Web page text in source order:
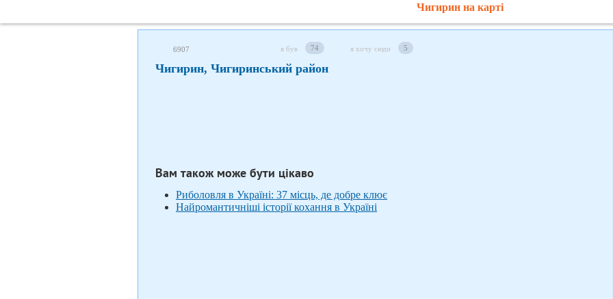
Чигирин на карті
6907 я був 74 я хочу сюди 5
Чигирин, Чигиринський район
Вам також може бути цікаво
Риболовля в Україні: 37 місць, де добре клює
Найромантичніші історії кохання в Україні